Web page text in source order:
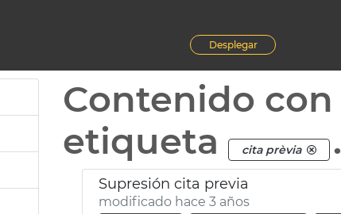
Desplegar
Contenido
etiqueta
cita prèvia .
Supresión cita previa
modificado hace 3 años